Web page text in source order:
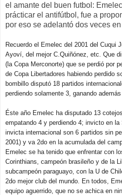
el amante del buen futbol:
prácticar el antifútbol, fue a
por eso se adelantó dos veces
Recuerdo el Emelec del 2001 del Cuqui
Ayoví, del mejor C.Quiñónez, etc. Que
(la Copa Merconorte) que se perdió por
de Copa Libertadores habiendo perdido
bombillo disputó 18 partidos
perdiendo solamente 3, ganando
Éste año Emelec ha disputado 13
empatando 4 y perdiendo 4; invicto en
invicta internacional son 6 partidos sin
2001) y va 2do en la acumulada del
Emelec se ha tenido que enfrentar con
Corinthians, campeón brasileño y de la
subcampeón paraguayo, con la U de
2do mejor club del mundo. En todos,
equipo aguerrido, que no se achica en